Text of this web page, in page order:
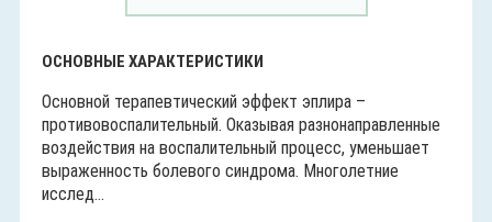
ОСНОВНЫЕ ХАРАКТЕРИСТИКИ
Основной терапевтический эффект эплира –
противовоспалительный. Оказывая разнонаправленные
воздействия на воспалительный процесс, уменьшает
выраженность болевого синдрома. Многолетние
исслед...